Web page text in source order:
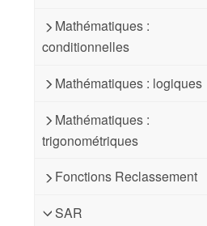
Mathématiques :
conditionnelles
Mathématiques : logiques
Mathématiques :
trigonométriques
Fonctions Reclassement
SAR